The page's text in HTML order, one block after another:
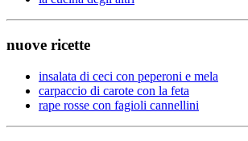
nuove ricette
insalata di ceci con peperoni e mela
carpaccio di carote con la feta
rape rosse con fagioli cannellini